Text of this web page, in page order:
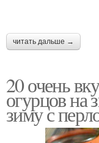
читать дальше →
20 очень
огурцов на
зиму с